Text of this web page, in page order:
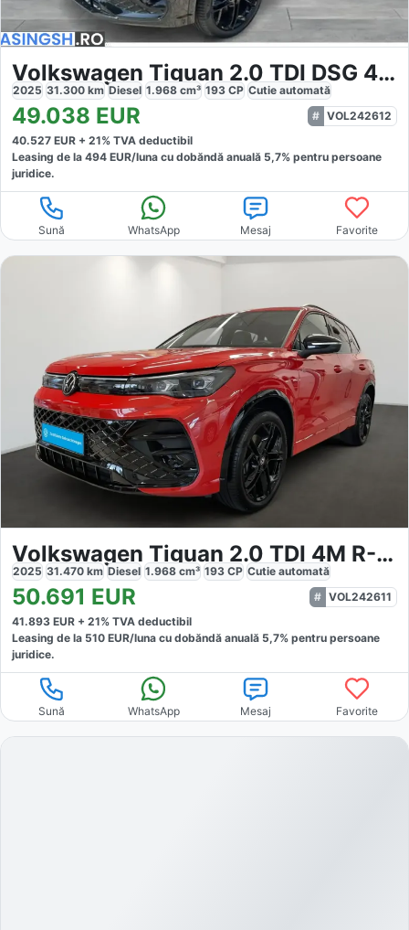
Volkswagen Tiguan 2.0 TDI DSG 4M R-Line
2025 31.300 km Diesel 1.968 cm³ 193 CP Cutie automată
49.038 EUR
VOL242612
40.527 EUR + 21% TVA deductibil
Leasing de la 494 EUR/luna cu dobăndă anuală 5,7% pentru persoane
juridice.
Sună WhatsApp Mesaj Favorite
Volkswagen Tiguan 2.0 TDI 4M R-Line
2025 31.470 km Diesel 1.968 cm³ 193 CP Cutie automată
50.691 EUR
VOL242611
41.893 EUR + 21% TVA deductibil
Leasing de la 510 EUR/luna cu dobăndă anuală 5,7% pentru persoane
juridice.
Sună WhatsApp Mesaj Favorite